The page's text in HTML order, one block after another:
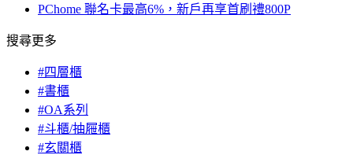
PChome 聯名卡最高6%，新戶再享首刷禮800P
搜尋更多
#四層櫃
#書櫃
#OA系列
#斗櫃/抽屜櫃
#玄關櫃